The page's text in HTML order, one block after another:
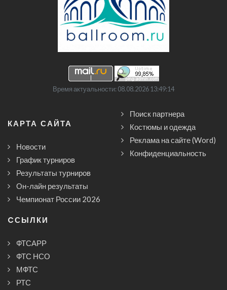
Время актуальности: 08.08.2026 13:49:14
КАРТА САЙТА
Новости
График турниров
Результаты турниров
Он-лайн результаты
Чемпионат России 2026
Поиск партнера
Костюмы и одежда
Реклама на сайте (Word)
Конфиденциальность
CСЫЛКИ
ФТСАРР
ФТС НСО
МФТС
РТС